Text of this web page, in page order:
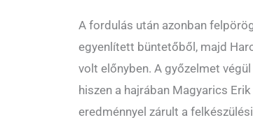
A fordulás után azonban
egyenlített büntetőből, majd
volt előnyben. A győzelmet
hiszen a hajrában Magyarics
eredménnyel zárult a